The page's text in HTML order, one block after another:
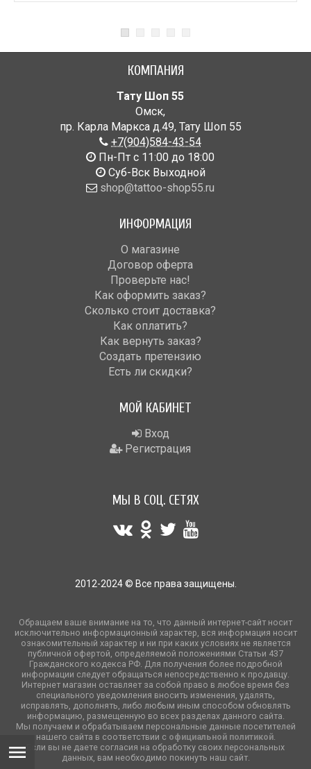
КОМПАНИЯ
Тату Шоп 55
Омск,
пр. Карла Маркса д.49, Тату Шоп 55
+7(904)584-43-54
Пн-Пт с 11:00 до 18:00
Cуб-Вск Выходной
shop@tattoo-shop55.ru
ИНФОРМАЦИЯ
О магазине
Договор оферта
Проверьте нас!
Как оформить заказ?
Сколько стоит доставка?
Как оплатить?
Как вернуть заказ?
Создать претензию
Есть ли скидки?
МОЙ КАБИНЕТ
Вход
Регистрация
МЫ В СОЦ. СЕТЯХ
2012-2024 © Все права защищены.
Обращаем ваше внимание на то, что данный интернет-сайт носит
исключительно информационный характер, вся информация носит
ознакомительный характер и ни при каких условиях не является
публичной офертой, определяемой положениями Статьи 437
Гражданского кодекса РФ. Для получения более подробной
информации следует обращаться непосредственно к продавцу.
Интернет магазин оставляет за собой право в любое время без
специального уведомления вносить изменения, удалять,
исправлять, дополнять, либо любым иным способом обновлять
информацию, размещенную во всех разделах данного сайта.
Мы получаем и обрабатываем персональные данные посетителей
нашего сайта в соответствии с официальной политикой.
Если вы не даете согласия на обработку своих персональных
данных, вам необходимо покинуть наш сайт.